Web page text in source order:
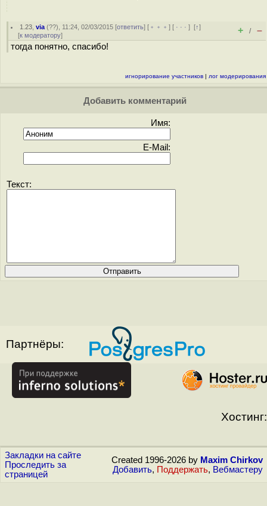
1.23 ,via (??), 11:24, 02/03/2015 [ответить] [ ﹢﹢﹢] [ · · ·][↑]
[к модератору] + / –
тогда понятно, спасибо!
игнорирование участников | лог модерирования
Добавить комментарий
Имя:
E-Mail:
Текст:
Партнёры:
Хостинг:
Закладки на сайте
Проследить за
страницей
Created 1996-2026 by Maxim Chirkov
Добавить, Поддержать, Вебмастеру